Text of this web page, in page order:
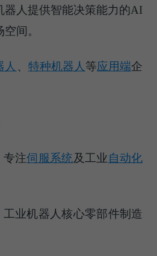
器人提供智能决策能力的AI
间。
人 、 特种机器人 等应用端企
专注伺服系统及工业自动化
工业机器人核心零部件制造